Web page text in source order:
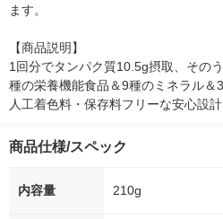
ます。
【商品説明】
1回分でタンパク質10.5g摂取、その
種の栄養機能食品＆9種のミネラル＆
人工着色料・保存料フリーな安心設計
商品仕様/スペック
内容量 210g